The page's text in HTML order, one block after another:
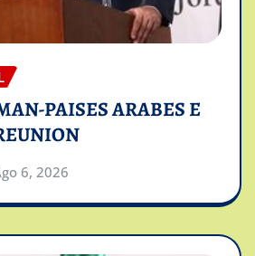
PAISES ARABES E
6, 2026